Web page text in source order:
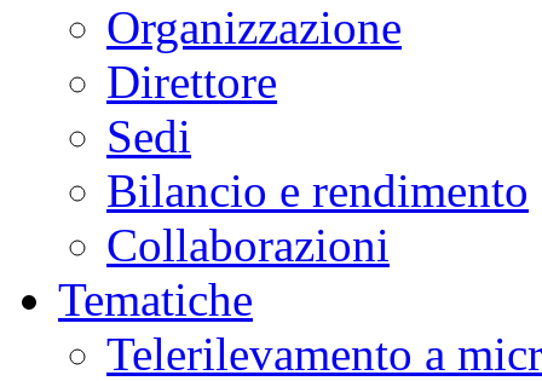
Organizzazione
Direttore
Sedi
Bilancio e rendimento
Collaborazioni
Tematiche
Telerilevamento a